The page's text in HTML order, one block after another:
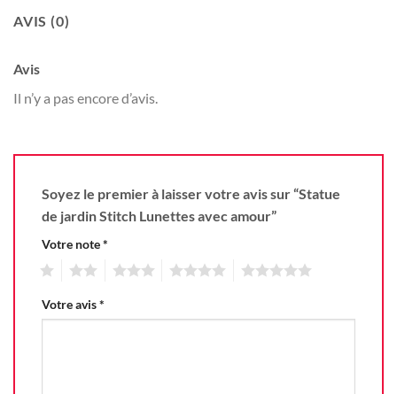
AVIS (0)
Avis
Il n’y a pas encore d’avis.
Soyez le premier à laisser votre avis sur “Statue
de jardin Stitch Lunettes avec amour”
Votre note*
Votre avis*